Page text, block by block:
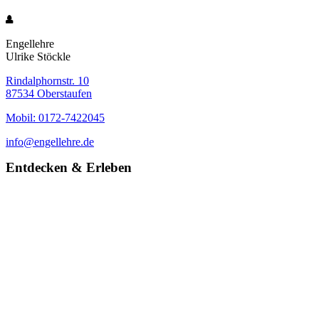
Engellehre
Ulrike Stöckle
Rindalphornstr. 10
87534 Oberstaufen
Mobil: 0172-7422045
info@engellehre.de
Entdecken & Erleben